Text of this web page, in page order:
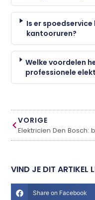
Is er
kantooruren?
Welke voordelen
professionele
VORIGE
VIND JE DIT ARTIKEL
Share on Facebook